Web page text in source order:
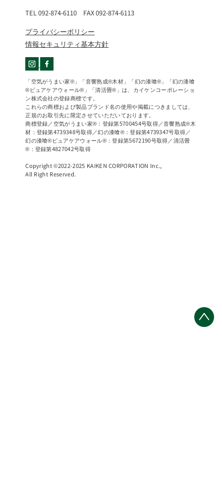
TEL 092-874-6110 FAX 092-874-6113
プライバシーポリシー
情報セキュリティ基本方針
「空気がうまい家®」「音響熟成®木材」「幻の漆喰®」「幻の漆喰
®ピュアケアウォール®」「清活畳®」は、カイケンコーポレーショ
ン株式会社の登録商標です。
これらの商標および製品ブランド名の使用や掲載につきましては、
正規のお取引先に限定させていただいております。
商標登録／空気がうまい家®：登録第5700454号取得／音響熟成®木
材：登録第4739348号取得／幻の漆喰®：登録第4739347号取得／
幻の漆喰®ピュアケアウォール®：登録第5672190号取得／清活畳
®：登録第4827042号取得
Copyright ©2022-2025 KAIKEN CORPORATION Inc.,
All Right Reserved.